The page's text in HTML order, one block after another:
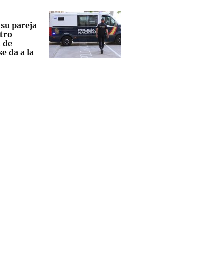
pareja
de
da a la